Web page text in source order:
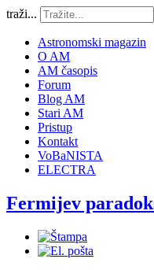
traži...
Astronomski magazin
O AM
AM časopis
Forum
Blog AM
Stari AM
Pristup
Kontakt
VoBaNISTA
ELECTRA
Fermijev